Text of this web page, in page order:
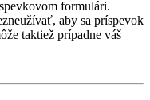
formulári.
aby sa príspevok
taktiež prípadne váš